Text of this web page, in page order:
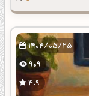
1404/05/25
909
4.9